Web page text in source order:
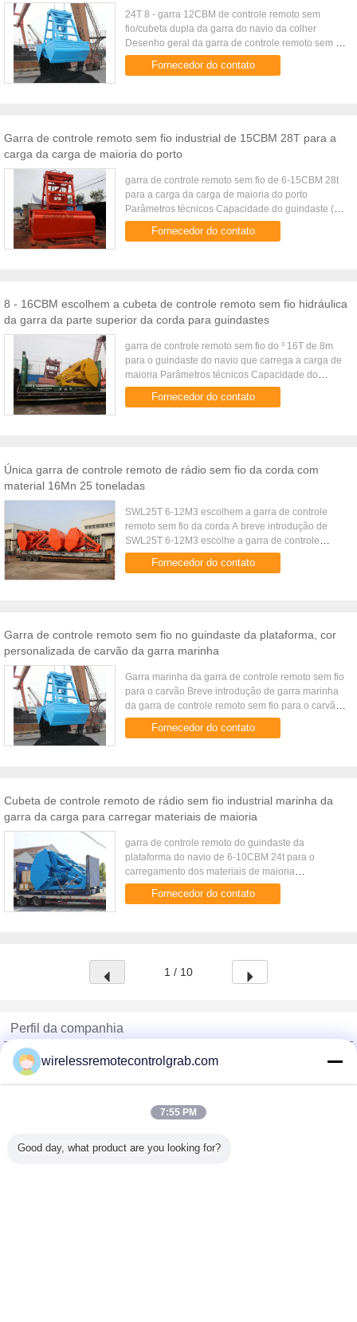
24T 8 - garra 12CBM de controle remoto sem
fio/cubeta dupla da garra do navio da colher
Desenho geral da garra de controle remoto sem fio
para o navio de carga da maioria Parâmetros
técnicos da garra de ...
Fornecedor do contato
Garra de controle remoto sem fio industrial de 15CBM 28T para a
carga da carga de maioria do porto
garra de controle remoto sem fio de 6-15CBM 28t
para a carga da carga de maioria do porto
Parâmetros técnicos Capacidade do guindaste (t)
Volume (³ de m) Densidade da carga (³ de t/m)
Peso da carga (t) Peso da ...
Fornecedor do contato
8 - 16CBM escolhem a cubeta de controle remoto sem fio hidráulica
da garra da parte superior da corda para guindastes
garra de controle remoto sem fio do ³ 16T de 8m
para o guindaste do navio que carrega a carga de
maioria Parâmetros técnicos Capacidade do
guindaste (t) Volume (³ de m) Densidade da carga
(³ de t/m) Peso da ...
Fornecedor do contato
Única garra de controle remoto de rádio sem fio da corda com
material 16Mn 25 toneladas
SWL25T 6-12M3 escolhem a garra de controle
remoto sem fio da corda A breve introdução de
SWL25T 6-12M3 escolhe a garra de controle
remoto sem fio da corda A garra de controle
remoto sem fio é uma garra dupla da ...
Fornecedor do contato
Garra de controle remoto sem fio no guindaste da plataforma, cor
personalizada de carvão da garra marinha
Garra marinha da garra de controle remoto sem fio
para o carvão Breve introdução de garra marinha
da garra de controle remoto sem fio para o carvão
A garra de controle remoto sem fio é uma garra
dupla da colher ...
Fornecedor do contato
Cubeta de controle remoto de rádio sem fio industrial marinha da
garra da carga para carregar materiais de maioria
garra de controle remoto do guindaste da
plataforma do navio de 6-10CBM 24t para o
carregamento dos materiais de maioria
Parâmetros técnicos Capacidade do guindaste (t)
Volume (³ de m) Densidade da carga (³ de ...
Fornecedor do contato
1 / 10
Perfil da companhia
China Remote Control Grab Online Market
Fornecedores Verified
Verified Suplier
wirelessremotecontrolgrab.com
7:55 PM
Good day, what product are you looking for?